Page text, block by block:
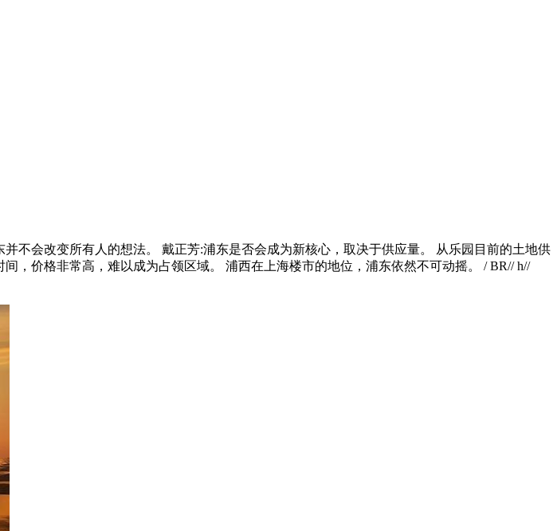
不会改变所有人的想法。 戴正芳:浦东是否会成为新核心，取决于供应量。 从乐园目前的土地供
，价格非常高，难以成为占领区域。 浦西在上海楼市的地位，浦东依然不可动摇。 / BR// h//